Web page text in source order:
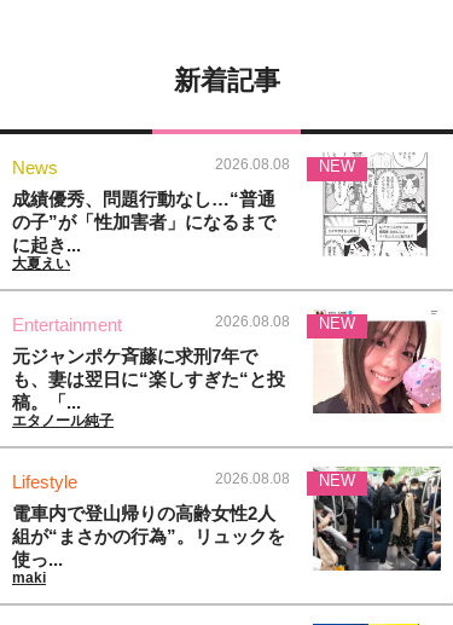
新着記事
News 2026.08.08
成績優秀、問題行動なし…“普通
の子”が「性加害者」になるまで
に起き...
大夏えい
NEW
Entertainment 2026.08.08
元ジャンポケ斉藤に求刑7年で
も、妻は翌日に“楽しすぎた“と投
稿。「...
エタノール純子
NEW
Lifestyle 2026.08.08
電車内で登山帰りの高齢女性2人
組が“まさかの行為”。リュックを
使っ...
maki
NEW